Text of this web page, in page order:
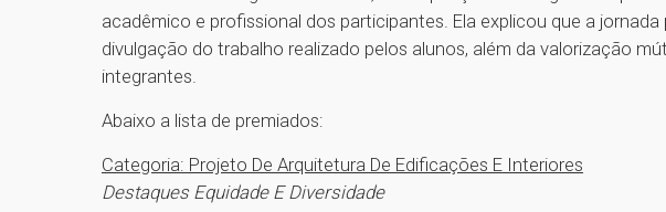
acadêmico e profissional dos participantes. Ela explicou que a
divulgação do trabalho realizado pelos alunos, além da valorização
integrantes.
Abaixo a lista de premiados:
Categoria: Projeto De Arquitetura De Edificações E Interiores
Destaques Equidade E Diversidade